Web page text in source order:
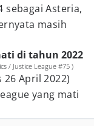
sebagai Asteria,
masih
di tahun 2022
/ Justice League #75 )
26 April 2022)
yang mati